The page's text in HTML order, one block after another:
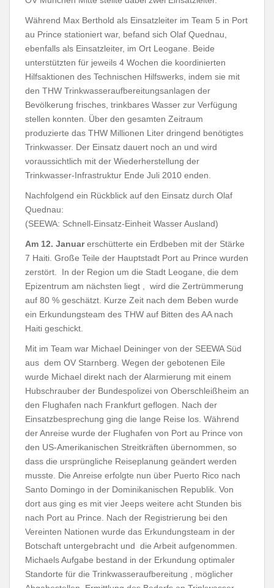
Während Max Berthold als Einsatzleiter im Team 5 in Port
au Prince stationiert war, befand sich Olaf Quednau,
ebenfalls als Einsatzleiter, im Ort Leogane. Beide
unterstützten für jeweils 4 Wochen die koordinierten
Hilfsaktionen des Technischen Hilfswerks, indem sie mit
den THW Trinkwasseraufbereitungsanlagen der
Bevölkerung frisches, trinkbares Wasser zur Verfügung
stellen konnten. Über den gesamten Zeitraum
produzierte das THW Millionen Liter dringend benötigtes
Trinkwasser. Der Einsatz dauert noch an und wird
voraussichtlich mit der Wiederherstellung der
Trinkwasser-Infrastruktur Ende Juli 2010 enden.
Nachfolgend ein Rückblick auf den Einsatz durch Olaf
Quednau:
(SEEWA: Schnell-Einsatz-Einheit Wasser Ausland)
Am 12. Januarerschütterte ein Erdbeben mit der Stärke
7 Haiti. Große Teile der Hauptstadt Port au Prince wurden
zerstört. In der Region um die Stadt Leogane, die dem
Epizentrum am nächsten liegt , wird die Zertrümmerung
auf 80 % geschätzt. Kurze Zeit nach dem Beben wurde
ein Erkundungsteam des THW auf Bitten des AA nach
Haiti geschickt.
Mit im Team war Michael Deininger von der SEEWA Süd
aus dem OV Starnberg. Wegen der gebotenen Eile
wurde Michael direkt nach der Alarmierung mit einem
Hubschrauber der Bundespolizei von Oberschleißheim an
den Flughafen nach Frankfurt geflogen. Nach der
Einsatzbesprechung ging die lange Reise los. Während
der Anreise wurde der Flughafen von Port au Prince von
den US-Amerikanischen Streitkräften übernommen, so
dass die ursprüngliche Reiseplanung geändert werden
musste. Die Anreise erfolgte nun über Puerto Rico nach
Santo Domingo in der Dominikanischen Republik. Von
dort aus ging es mit vier Jeeps weitere acht Stunden bis
nach Port au Prince. Nach der Registrierung bei den
Vereinten Nationen wurde das Erkundungsteam in der
Botschaft untergebracht und die Arbeit aufgenommen.
Michaels Aufgabe bestand in der Erkundung optimaler
Standorte für die Trinkwasseraufbereitung , möglicher